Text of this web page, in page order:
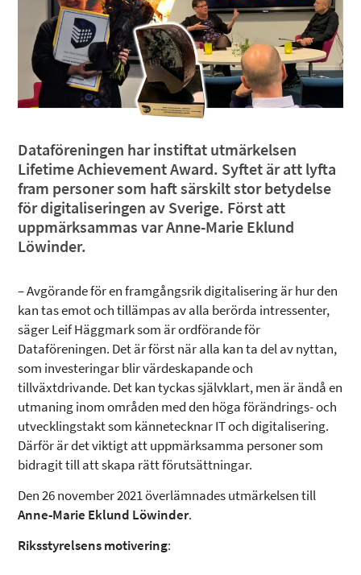
Dataföreningen har instiftat utmärkelsen
Lifetime Achievement Award. Syftet är att lyfta
fram personer som haft särskilt stor betydelse
för digitaliseringen av Sverige. Först att
uppmärksammas var Anne-Marie Eklund
Löwinder.
– Avgörande för en framgångsrik digitalisering är hur den
kan tas emot och tillämpas av alla berörda intressenter,
säger Leif Häggmark som är ordförande för
Dataföreningen. Det är först när alla kan ta del av nyttan,
som investeringar blir värdeskapande och
tillväxtdrivande. Det kan tyckas självklart, men är ändå en
utmaning inom områden med den höga förändrings- och
utvecklingstakt som kännetecknar IT och digitalisering.
Därför är det viktigt att uppmärksamma personer som
bidragit till att skapa rätt förutsättningar.
Den 26 november 2021 överlämnades utmärkelsen till
Anne-Marie Eklund Löwinder.
Riksstyrelsens motivering: